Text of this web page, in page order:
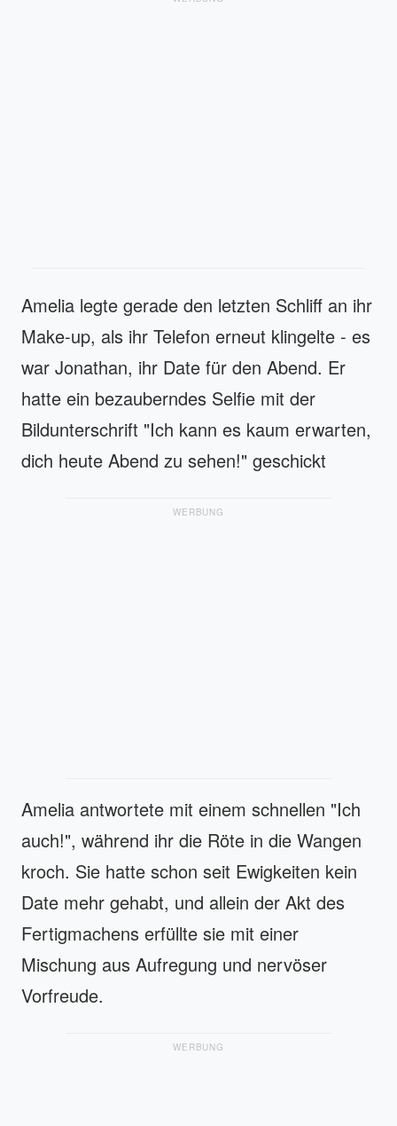
Amelia legte gerade den letzten Schliff an ihr
Make-up, als ihr Telefon erneut klingelte - es
war Jonathan, ihr Date für den Abend. Er
hatte ein bezauberndes Selfie mit der
Bildunterschrift "Ich kann es kaum erwarten,
dich heute Abend zu sehen!" geschickt
WERBUNG
Amelia antwortete mit einem schnellen "Ich
auch!", während ihr die Röte in die Wangen
kroch. Sie hatte schon seit Ewigkeiten kein
Date mehr gehabt, und allein der Akt des
Fertigmachens erfüllte sie mit einer
Mischung aus Aufregung und nervöser
Vorfreude.
WERBUNG